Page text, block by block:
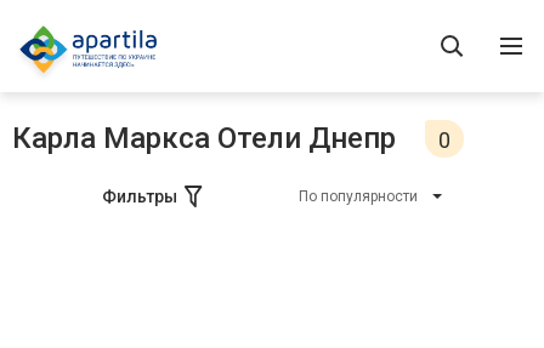
Карла Маркса Отели Днепр 0
Фильтры По популярности